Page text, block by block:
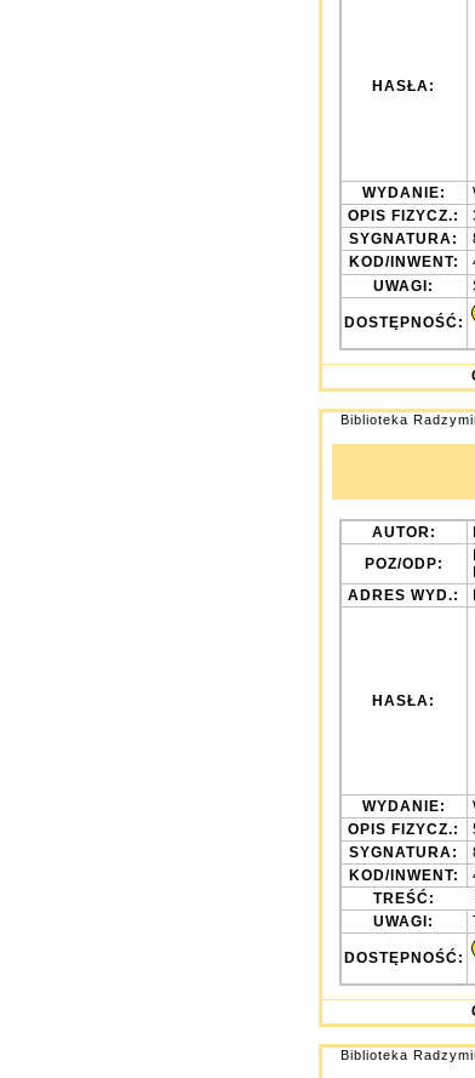
HASŁA:
WYDANIE:
OPIS FIZYCZ.:
SYGNATURA:
KOD/INWENT:
UWAGI:
DOSTĘPNOŚĆ:
Biblioteka
AUTOR:
POZ/ODP:
ADRES WYD.:
HASŁA:
WYDANIE:
OPIS FIZYCZ.:
SYGNATURA:
KOD/INWENT:
TREŚĆ:
UWAGI:
DOSTĘPNOŚĆ:
Biblioteka